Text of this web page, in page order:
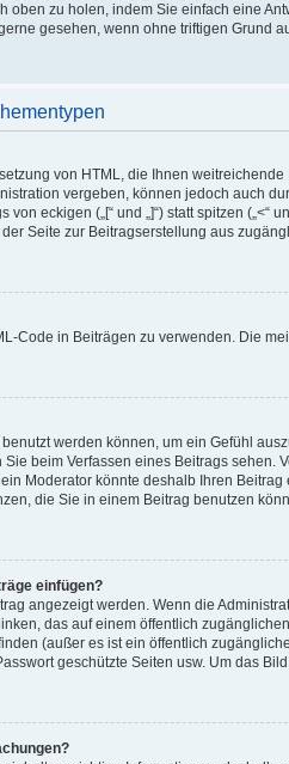
oben zu holen, indem Sie einfach eine
gesehen, wenn ohne triftigen Grund
von HTML, die Ihnen
vergeben, können jedoch auch
von eckigen („[“ und „]“) statt spitzen
Seite zur Beitragserstellung aus
Code in Beiträgen zu verwenden. Die
werden können, um ein Gefühl
beim Verfassen eines Beitrags
Moderator könnte deshalb Ihren
die Sie in einem Beitrag benutzen
einfügen?
angezeigt werden. Wenn die
das auf einem öffentlich
(außer es ist ein öffentlich
geschützte Seiten usw. Um das